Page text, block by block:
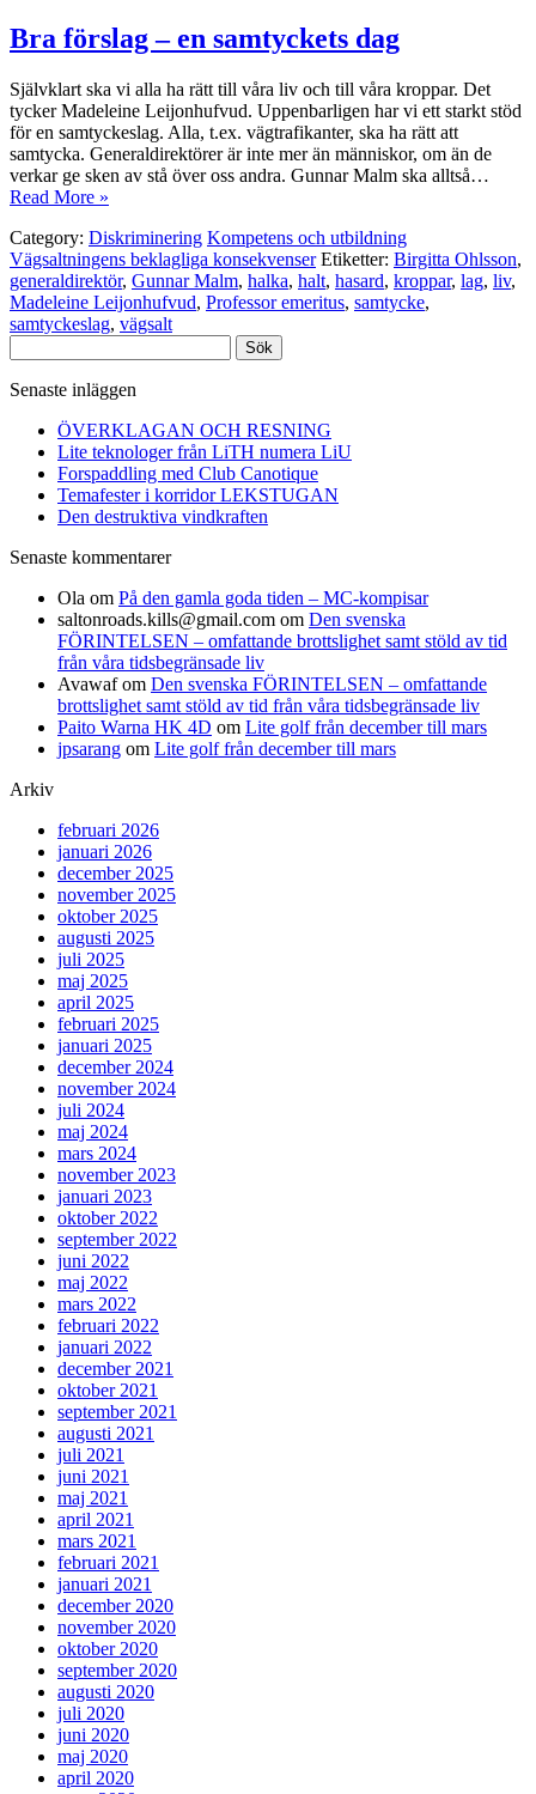
Bra förslag – en samtyckets dag
Självklart ska vi alla ha rätt till våra liv och till våra kroppar. Det
tycker Madeleine Leijonhufvud. Uppenbarligen har vi ett starkt stöd
för en samtyckeslag. Alla, t.ex. vägtrafikanter, ska ha rätt att
samtycka. Generaldirektörer är inte mer än människor, om än de
verkar ge sken av stå över oss andra. Gunnar Malm ska alltså…
Read More »
Category: Diskriminering Kompetens och utbildning
Vägsaltningens beklagliga konsekvenser Etiketter: Birgitta Ohlsson,
generaldirektör, Gunnar Malm, halka, halt, hasard, kroppar, lag, liv,
Madeleine Leijonhufvud, Professor emeritus, samtycke,
samtyckeslag, vägsalt
efter:
Senaste inläggen
ÖVERKLAGAN OCH RESNING
Lite teknologer från LiTH numera LiU
Forspaddling med Club Canotique
Temafester i korridor LEKSTUGAN
Den destruktiva vindkraften
Senaste kommentarer
Ola om På den gamla goda tiden – MC-kompisar
saltonroads.kills@gmail.com om Den svenska
FÖRINTELSEN – omfattande brottslighet samt stöld av tid
från våra tidsbegränsade liv
Avawafom Den svenska FÖRINTELSEN – omfattande
brottslighet samt stöld av tid från våra tidsbegränsade liv
Paito Warna HK 4D om Lite golf från december till mars
jpsarang om Lite golf från december till mars
Arkiv
februari 2026
januari 2026
december 2025
november 2025
oktober 2025
augusti 2025
juli 2025
maj 2025
april 2025
februari 2025
januari 2025
december 2024
november 2024
juli 2024
maj 2024
mars 2024
november 2023
januari 2023
oktober 2022
september 2022
juni 2022
maj 2022
mars 2022
februari 2022
januari 2022
december 2021
oktober 2021
september 2021
augusti 2021
juli 2021
juni 2021
maj 2021
april 2021
mars 2021
februari 2021
januari 2021
december 2020
november 2020
oktober 2020
september 2020
augusti 2020
juli 2020
juni 2020
maj 2020
april 2020